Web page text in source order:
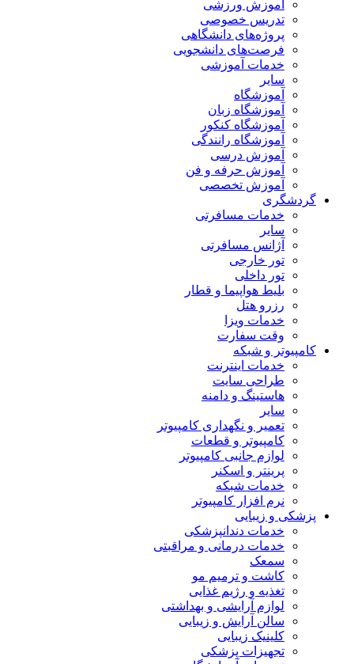
آموزش ورزشی
تدریس خصوصی
پروژه‌های دانشگاهی
فرصت‌های دانشجویی
خدمات آموزشی
سایر
آموزشگاه
آموزشگاه زبان
آموزشگاه کنکور
آموزشگاه رانندگی
آموزش درسی
آموزش حرفه و فن
آموزش تخصصی
گردشگری
خدمات مسافرتی
سایر
آژانس مسافرتی
تور خارجی
تور داخلی
بلیط هواپیما و قطار
رزرو هتل
خدمات ویزا
وقت سفارت
کامپیوتر و شبکه
خدمات اینترنت
طراحی سایت
هاستینگ و دامنه
سایر
تعمیر و نگهداری کامپیوتر
کامپیوتر و قطعات
لوازم جانبی کامپیوتر
پرینتر و اسکنر
خدمات شبکه
نرم افزار کامپیوتر
پزشکی و زیبایی
خدمات دندانپزشکی
خدمات درمانی و مراقبتی
سمعک
کاشت و ترمیم مو
تغذیه و رژیم غذایی
لوازم آرایشی و بهداشتی
سالن آرایش و زیبایی
کلینیک زیبایی
تجهیزات پزشکی